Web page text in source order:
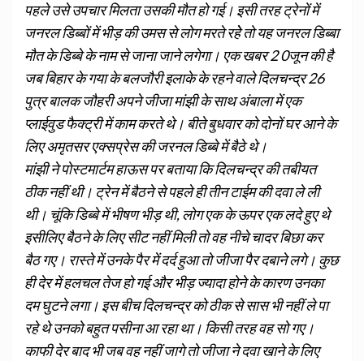
पहले उसे उपचार मिलता उसकी मौत हो गई। इसी तरह ट्रेनों में
जनरल डिब्बों में भीड़ की उमस से लोग मरते रहेे तो यह जनरल डिब्बा
मौत के डिब्बे के नाम से जाना जाने लगेगा। एक खबर 2 0जून की है
जब बिहार के गया के बलजौरी इलाके के रहने वाले दिलचन्द्र 26
पुत्र बालक जौहरी अपने जीजा मांझी के साथ अंबाला में एक
प्लाईवुड फैक्ट्री में काम करते थे। बीते बुधवार को दोनों घर आने के
लिए अमृतसर एक्सप्रेस की जरनल डिब्बे में बैठे थे।
मांझी ने पोस्टमार्टम हाऊस पर बताया कि दिलचन्द्र की तबीयत
ठीक नहीं थी। ट्रेन में बैठने से पहले ही तीन टाईम की दवा ले ली
थी। चूंकि डिब्बे में भीषण भीड़ थी, लोग एक के ऊपर एक लदे हुए थे
इसीलिए बैठने के लिए सीट नहीं मिली तो वह नीचे चादर बिछा कर
बैठ गए। रास्ते में उनके पैर में दर्द हुआ तो जीजा पैर दबाने लगे। कुछ
ही देर में हलचल तेज हो गई और भीड़ ज्यादा होने के कारण उनका
दम घुटने लगा। इस बीच दिलचन्द्र को ठीक से सास भी नहीं ले पा
रहे थे उनको बहुत पसीना आ रहा था। किसी तरह वह सो गए।
काफी देर बाद भी जब वह नहीं जागे तो जीजा ने दवा खाने के लिए